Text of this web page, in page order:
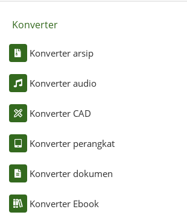
Konverter
Konverter arsip
Konverter audio
Konverter CAD
Konverter perangkat
Konverter dokumen
Konverter Ebook